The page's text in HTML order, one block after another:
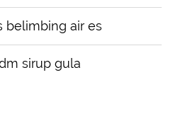
belimbing air es
sirup gula